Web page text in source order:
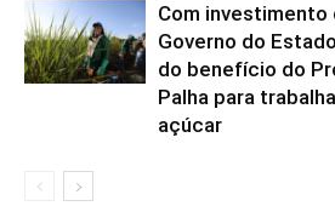
Com investimento
Governo do
do benefício do
Palha para
açúcar